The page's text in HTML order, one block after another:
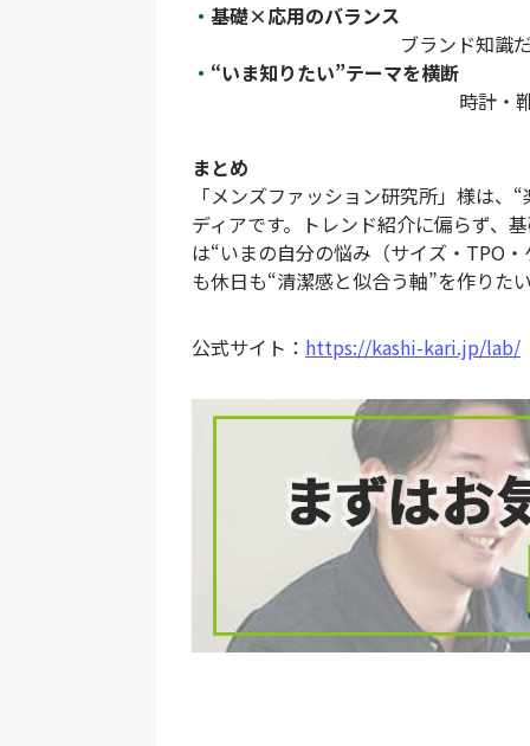
基礎×応用のバランス
ブランド知識
“いま知りたい”テーマを横断
時計・
まとめ
「メンズファッション研究所」様は
ディアです。トレンド紹介に偏らず、
は“いまの自分の悩み（サイズ・TPO
も休日も“清潔感と似合う軸”を作りた
公式サイト： https://kashi-kari.jp/lab/